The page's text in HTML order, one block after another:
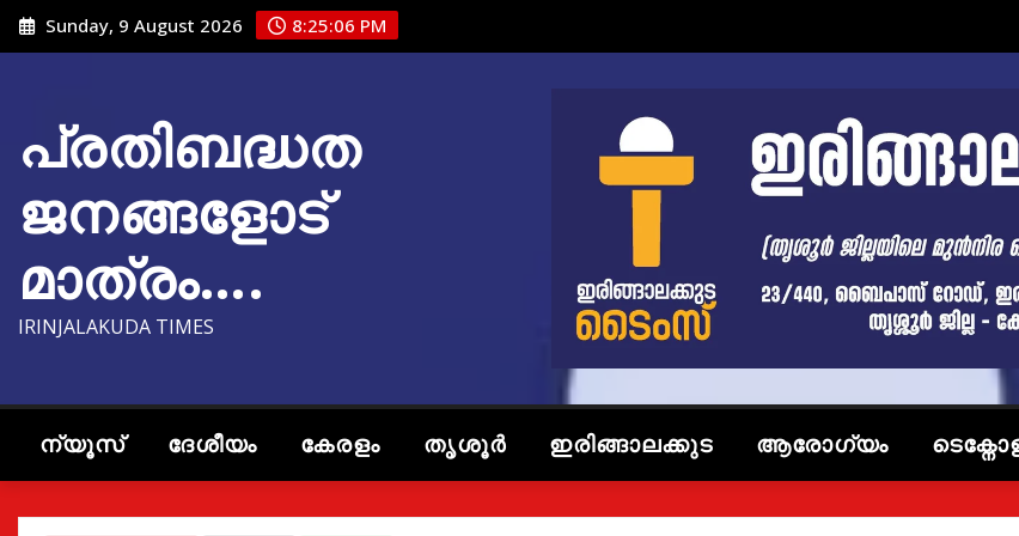
Skip
to
Sunday, 9 August 2026 8:25:07 PM
പ്രതിബദ്ധത
ജനങ്ങളോട്
മാത്രം….
IRINJALAKUDA TIMES
ന്യൂസ് ദേശീയം കേരളം തൃശൂർ ഇരിങ്ങാലക്കുട ആരോഗ്യം